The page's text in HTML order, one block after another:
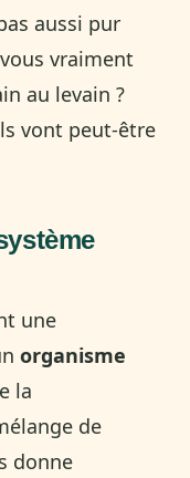
aussi pur
vraiment
au levain ?
vont peut-être
une
organisme
la
de
donne